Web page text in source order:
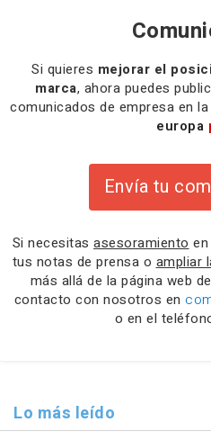
Si quieres mejorar el
marca, ahora puedes
comunicados de empresa en
europa
Envía tu
Si necesitas asesoramiento
tus notas de prensa o ampliar
más allá de la página web de
contacto con nosotros en
o en el
Lo más leído